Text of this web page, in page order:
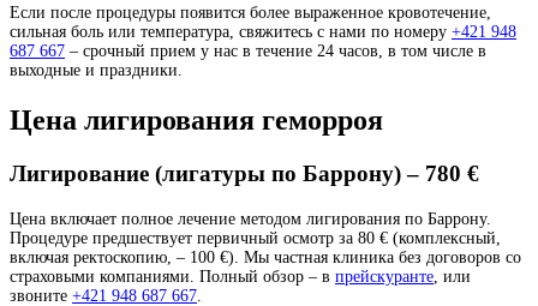
Если после процедуры появится более выраженное кровотечение,
сильная боль или температура, свяжитесь с нами по номеру +421 948
687 667 – срочный прием у нас в течение 24 часов, в том числе в
выходные и праздники.
Цена лигирования геморроя
Лигирование (лигатуры по Баррону) – 780 €
Цена включает полное лечение методом лигирования по Баррону.
Процедуре предшествует первичный осмотр за 80 € (комплексный,
включая ректоскопию, – 100 €). Мы частная клиника без договоров со
страховыми компаниями. Полный обзор – в прейскуранте , или
звоните +421 948 687 667